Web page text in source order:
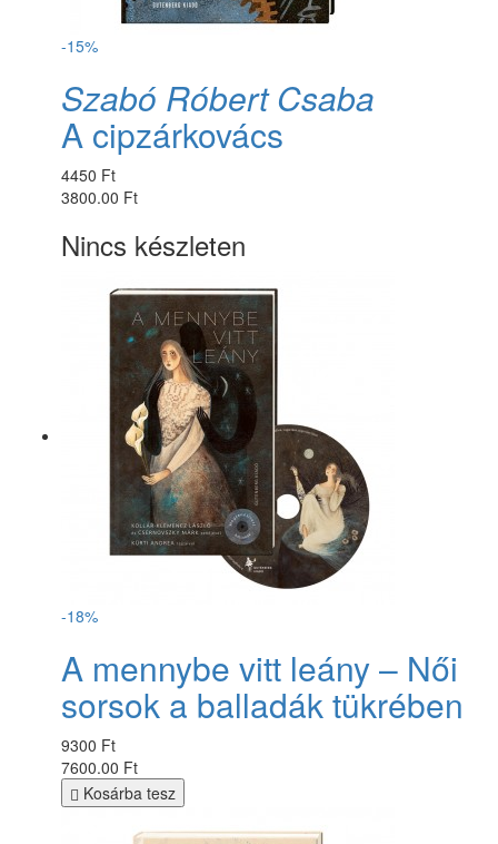
-15%
Szabó Róbert Csaba
A cipzárkovács
4450 Ft
3800.00 Ft
Nincs készleten
-18%
A mennybe vitt leány – Női
sorsok a balladák tükrében
9300 Ft
7600.00 Ft
Kosárba tesz